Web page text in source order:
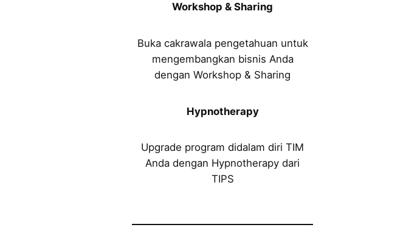
Workshop & Sharing
Buka cakrawala pengetahuan untuk
mengembangkan bisnis Anda
dengan Workshop & Sharing
Hypnotherapy
Upgrade program didalam diri TIM
Anda dengan Hypnotherapy dari
TIPS